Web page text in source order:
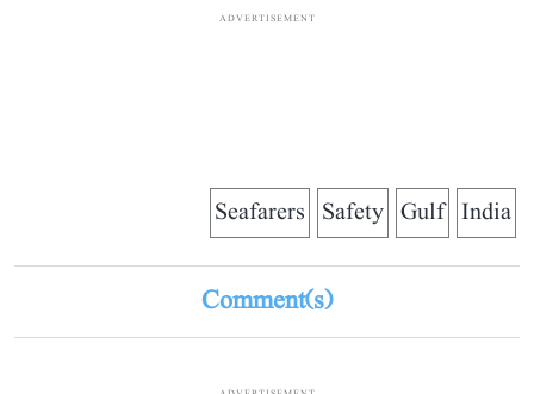
ADVERTISEMENT
India
Gulf
Safety
Seafarers
Comment(s)